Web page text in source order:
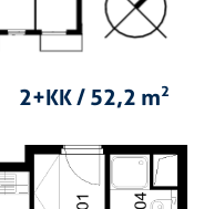
2+KK / 52,2 m2